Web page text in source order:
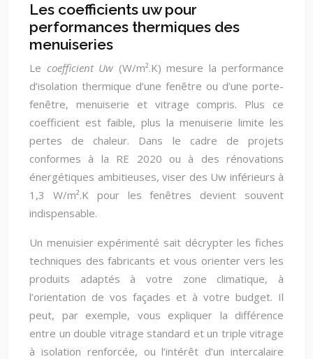
Les coefficients uw pour
performances thermiques des
menuiseries
Le coefficient Uw (W/m².K) mesure la performance
d’isolation thermique d’une fenêtre ou d’une porte-
fenêtre, menuiserie et vitrage compris. Plus ce
coefficient est faible, plus la menuiserie limite les
pertes de chaleur. Dans le cadre de projets
conformes à la RE 2020 ou à des rénovations
énergétiques ambitieuses, viser des Uw inférieurs à
1,3 W/m².K pour les fenêtres devient souvent
indispensable.
Un menuisier expérimenté sait décrypter les fiches
techniques des fabricants et vous orienter vers les
produits adaptés à votre zone climatique, à
l’orientation de vos façades et à votre budget. Il
peut, par exemple, vous expliquer la différence
entre un double vitrage standard et un triple vitrage
à isolation renforcée, ou l’intérêt d’un intercalaire